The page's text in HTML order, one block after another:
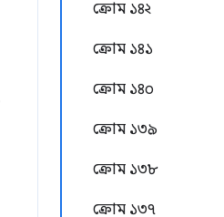
ক্রোম ১৪২
ক্রোম ১৪১
ক্রোম ১৪০
ক্রোম ১৩৯
ক্রোম ১৩৮
ক্রোম ১৩৭